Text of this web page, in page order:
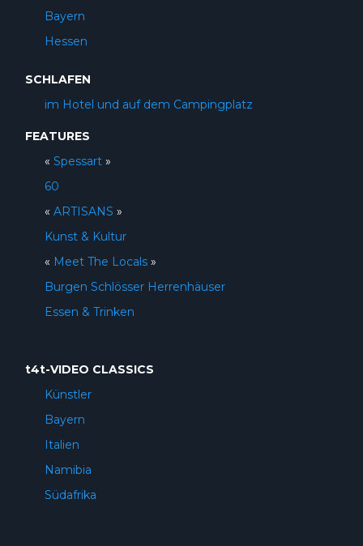
Bayern
Hessen
SCHLAFEN
im Hotel und auf dem Campingplatz
FEATURES
« Spessart »
60
« ARTISANS »
Kunst & Kultur
« Meet The Locals »
Burgen Schlösser Herrenhäuser
Essen & Trinken
t4t-VIDEO CLASSICS
Künstler
Bayern
Italien
Namibia
Südafrika